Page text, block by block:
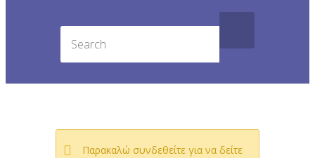
Παρακαλώ συνδεθείτε για να δείτε